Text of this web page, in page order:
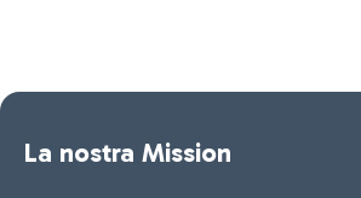
La nostra Mission